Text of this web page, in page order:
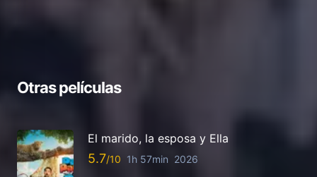
Otras películas
El marido, la esposa y Ella
5.7 1h 57min 2026